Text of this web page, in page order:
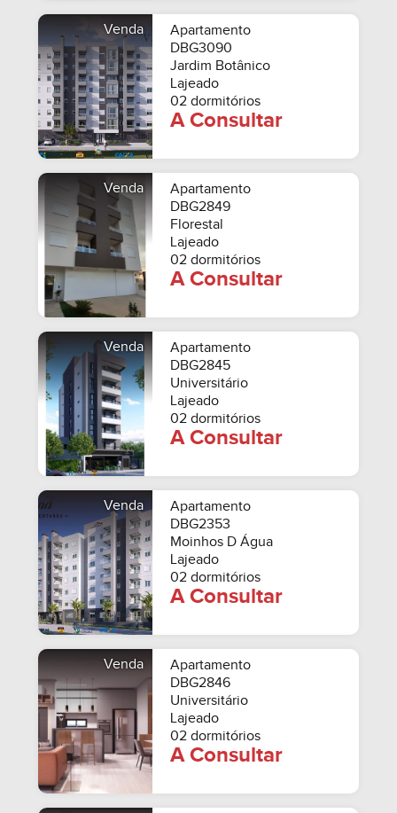
Venda
Apartamento
DBG3090
Jardim Botânico
Lajeado
02 dormitórios
A Consultar
Venda
Apartamento
DBG2849
Florestal
Lajeado
02 dormitórios
A Consultar
Venda
Apartamento
DBG2845
Universitário
Lajeado
02 dormitórios
A Consultar
Venda
Apartamento
DBG2353
Moinhos D Água
Lajeado
02 dormitórios
A Consultar
Venda
Apartamento
DBG2846
Universitário
Lajeado
02 dormitórios
A Consultar